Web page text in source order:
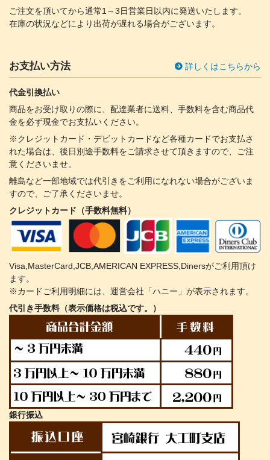
ご注文を頂いてから通常1～3日営業日以内に発送いたします。
在庫の状況などにより出荷が遅れる場合がございます。
お支払い方法 詳しくはこちらから
代金引換払い
商品をお受け取りの際に、配達業者に送料、手数料を含む商品代
金を必ず現金でお支払いください。
※クレジットカード・デビットカードなど各種カードでお支払さ
れた場合は、後日別途手数料をご請求させて頂きますので、ご注
意くださいませ。
離島など一部地域では代引きをご利用になれない場合がございま
すので、ご了承くださいませ。
クレジットカード（手数料無料）
Visa,MasterCard,JCB,AMERICAN EXPRESS,Dinersがご利用頂け
ます。
※カードご利用明細には、運営会社「ハニー」が表示されます。
代引き手数料（表示価格は税込です。）
銀行振込